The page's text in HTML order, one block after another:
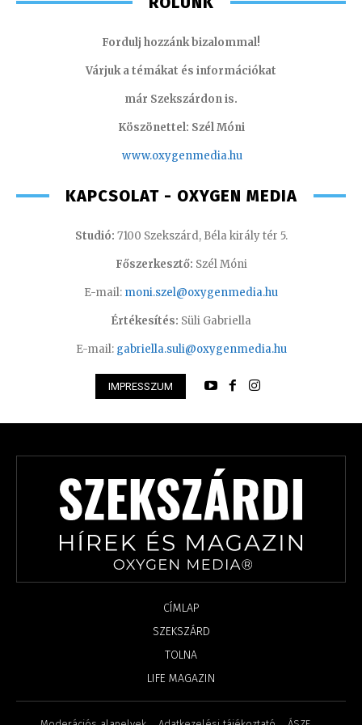
Fordulj hozzánk bizalommal!
Várjuk a témákat és információkat
már Szekszárdon is.
Köszönettel: Szél Móni
www.oxygenmedia.hu
KAPCSOLAT - OXYGEN MEDIA
Studió: 7100 Szekszárd, Béla király tér 5.
Főszerkesztő: Szél Móni
E-mail: moni.szel@oxygenmedia.hu
Értékesítés: Süli Gabriella
E-mail: gabriella.suli@oxygenmedia.hu
IMPRESSZUM
CÍMLAP
SZEKSZÁRD
TOLNA
LIFE MAGAZIN